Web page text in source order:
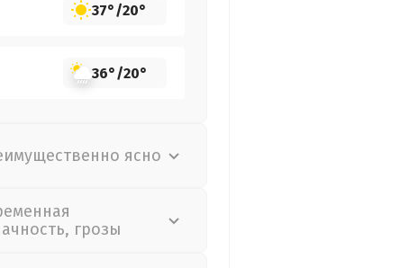
37°/20°
36°/20°
ясно
грозы